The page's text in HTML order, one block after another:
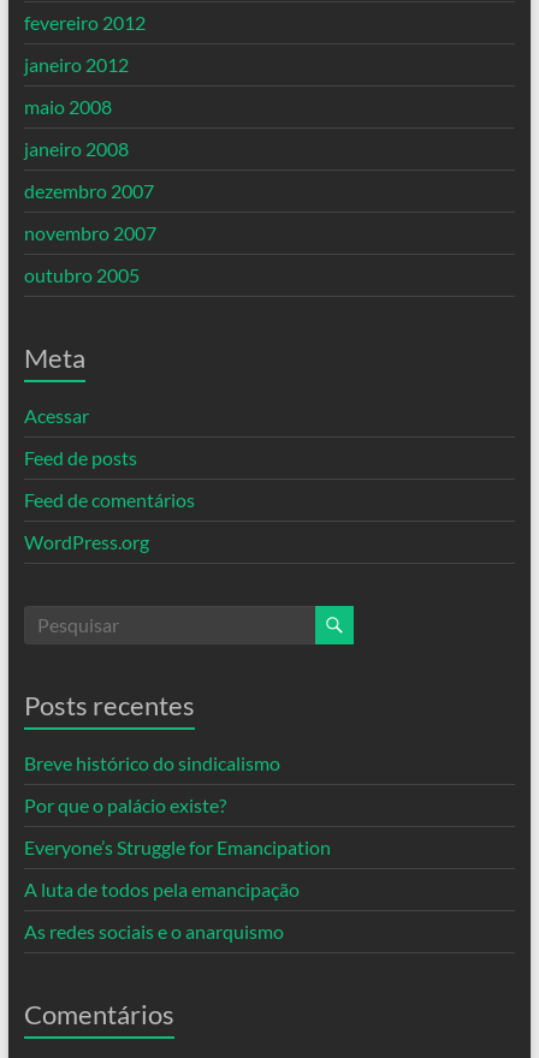
fevereiro 2012
janeiro 2012
maio 2008
janeiro 2008
dezembro 2007
novembro 2007
outubro 2005
Meta
Acessar
Feed de posts
Feed de comentários
WordPress.org
Posts recentes
Breve histórico do sindicalismo
Por que o palácio existe?
Everyone’s Struggle for Emancipation
A luta de todos pela emancipação
As redes sociais e o anarquismo
Comentários